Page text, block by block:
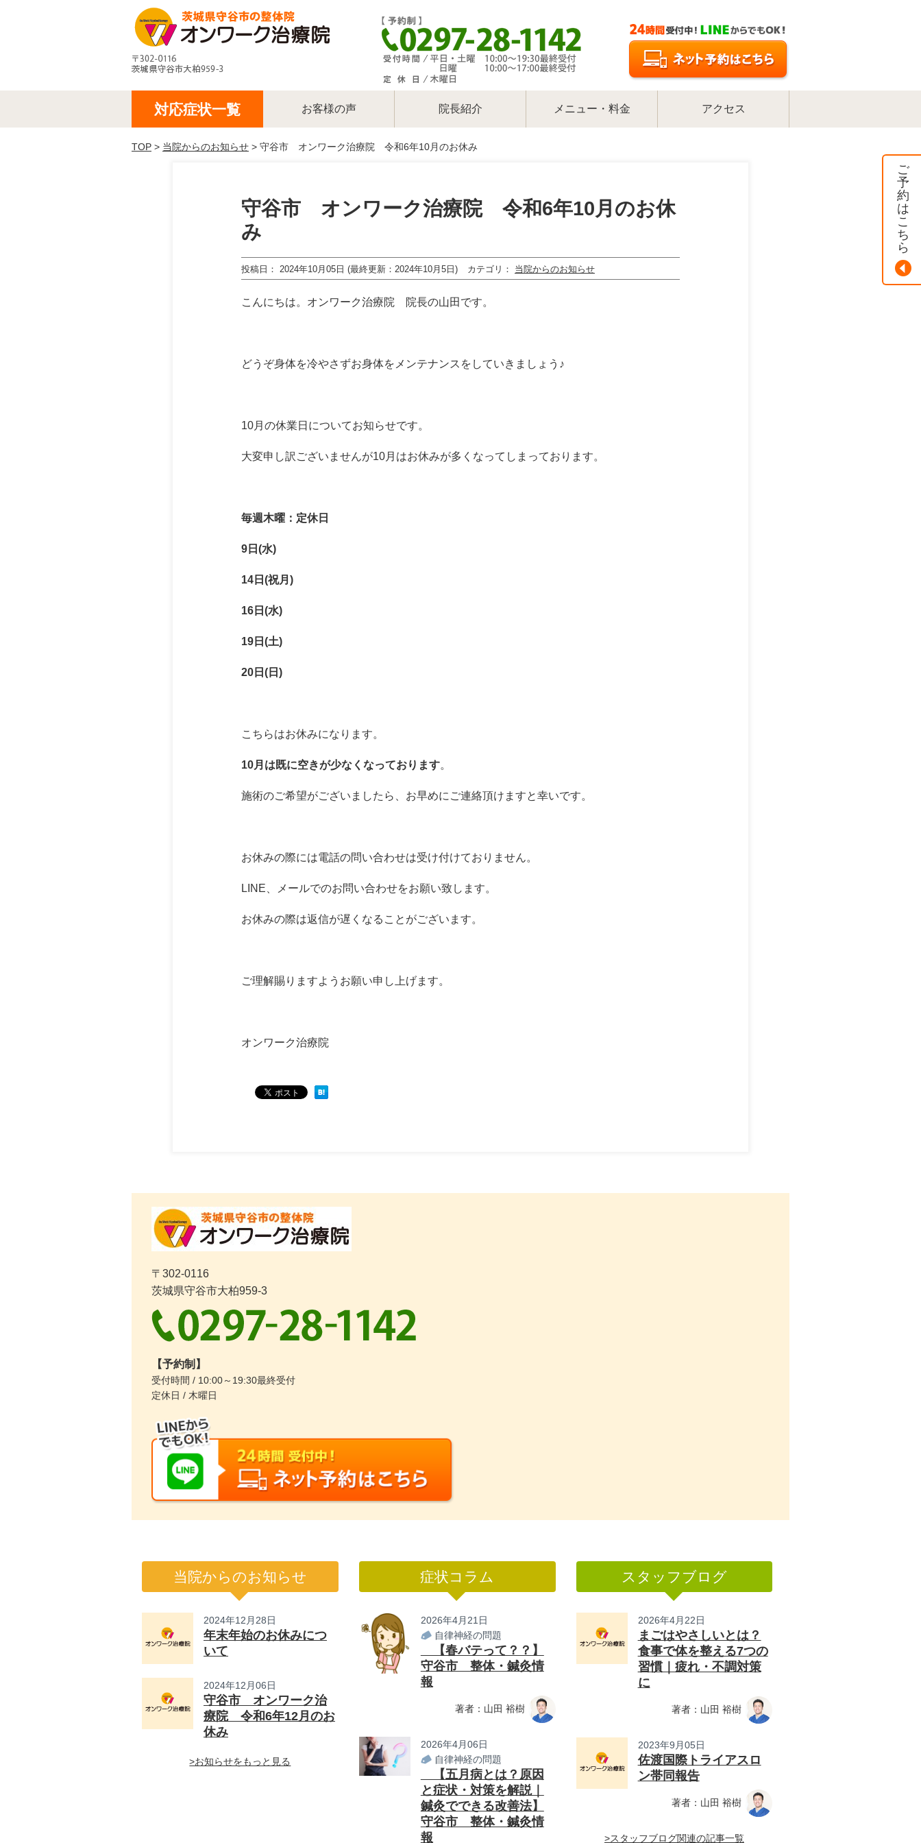
対応症状一覧 お客様の声 院長紹介 メニュー・料金 アクセス
TOP > 当院からのお知らせ > 守谷市 オンワーク治療院 令和6年10月のお休み
守谷市 オンワーク治療院 令和6年10月のお休
み
投稿日 2024年10月05日 (最終更新：2024年10月5日) カテゴリ 当院からのお知らせ
こんにちは。オンワーク治療院 院長の山田です。
どうぞ身体を冷やさずお身体をメンテナンスをしていきましょう♪
10月の休業日についてお知らせです。
大変申し訳ございませんが10月はお休みが多くなってしまっております。
毎週木曜：定休日
9日(水)
14日(祝月)
16日(水)
19日(土)
20日(日)
こちらはお休みになります。
10月は既に空きが少なくなっております。
施術のご希望がございましたら、お早めにご連絡頂けますと幸いです。
お休みの際には電話の問い合わせは受け付けておりません。
LINE、メールでのお問い合わせをお願い致します。
お休みの際は返信が遅くなることがございます。
ご理解賜りますようお願い申し上げます。
オンワーク治療院
ご
予
約
は
こ
ち
ら
〒302-0116
茨城県守谷市大柏959-3
【予約制】
受付時間 / 10:00～19:30最終受付
定休日 / 木曜日
当院からのお知らせ
2024年12月28日
年末年始のお休みにつ
いて
2024年12月06日
守谷市 オンワーク治
療院 令和6年12月のお
休み
>お知らせをもっと見る
症状コラム
2026年4月21日
自律神経の問題
【春バテって？？】
守谷市 整体・鍼灸情
報
著者：山田 裕樹
2026年4月06日
自律神経の問題
【五月病とは？原因
と症状・対策を解説｜
鍼灸でできる改善法】
守谷市 整体・鍼灸情
報
スタッフブログ
2026年4月22日
まごはやさしいとは？
食事で体を整える7つの
習慣｜疲れ・不調対策
に
著者：山田 裕樹
2023年9月05日
佐渡国際トライアスロ
ン帯同報告
著者：山田 裕樹
>スタッフブログ関連の記事一覧